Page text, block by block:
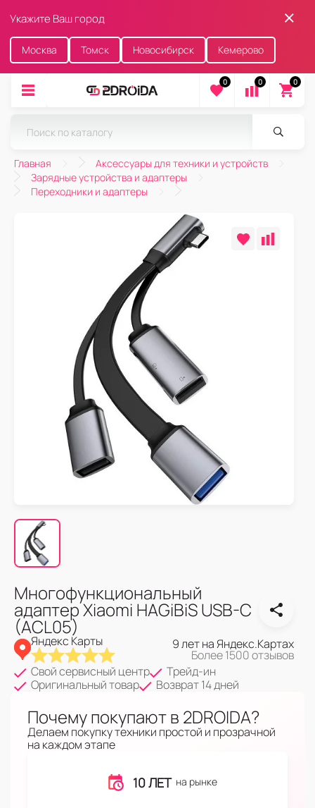
Укажите Ваш город
Москва Томск Новосибирск Кемерово
0 0 0
Главная
Аксессуары для техники и устройств
Зарядные устройства и адаптеры
Переходники и адаптеры
Многофункциональный
адаптер Xiaomi HAGiBiS USB-C
(ACL05)
Яндекс Карты 9 лет на Яндекс.Картах
Более 1500 отзывов
Свой сервисный центр
Трейд-ин
Оригинальный товар
Возврат 14 дней
Почему покупают в 2DROIDA?
Делаем покупку техники простой и прозрачной
на каждом этапе
10 ЛЕТ на рынке